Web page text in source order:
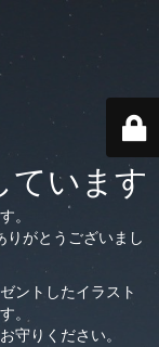
ています
。
がとうございまし
ントしたイラスト
。
守りください。